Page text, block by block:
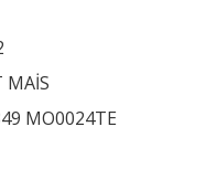
MAİS
MO0024TE